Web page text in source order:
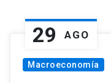
29 AGO
Macroeconomía